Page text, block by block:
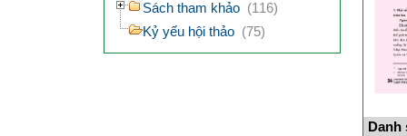
Sách tham khảo (116)
Kỷ yếu hội thảo (75)
Danh